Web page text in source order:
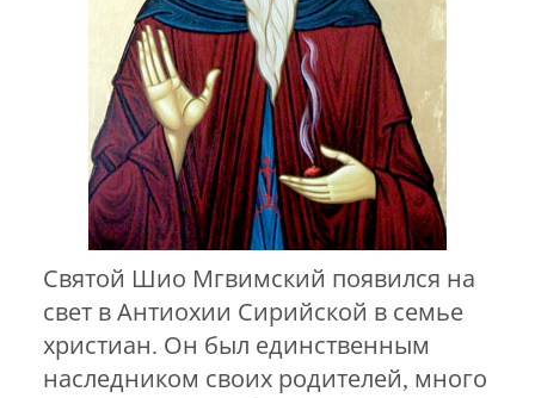
Святой Шио Мгвимский появился на
свет в Антиохии Сирийской в семье
христиан. Он был единственным
наследником своих родителей, много